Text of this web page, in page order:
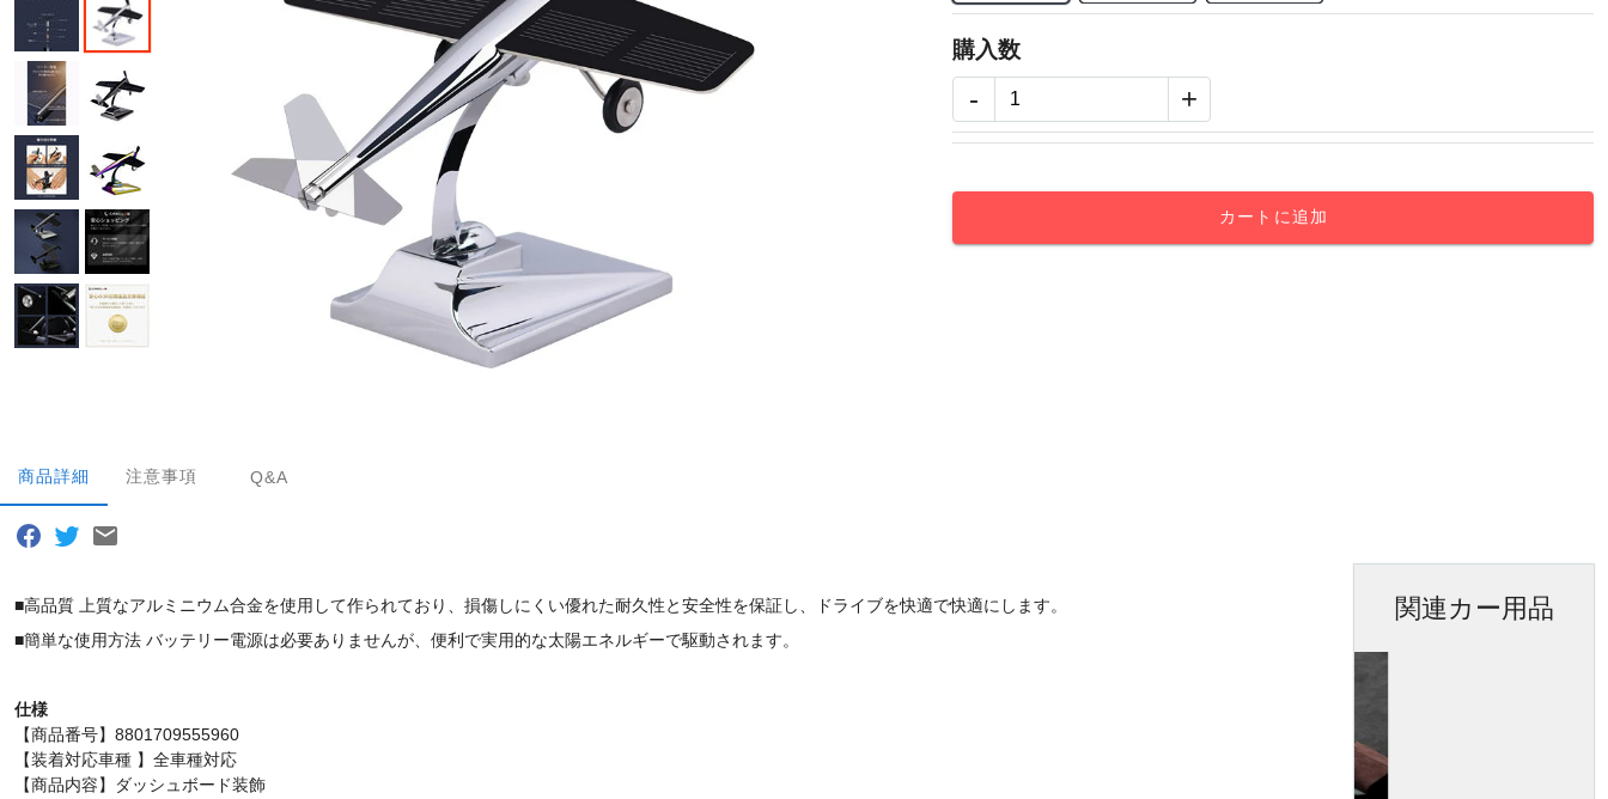
購入数
- +
カートに追加
商品詳細 注意事項 Q&A
■高品質 上質なアルミニウム合金を使用して作られており、損傷しにくい優れた耐久性と安全性を保証し、ドライブを快適で快適にします。
■簡単な使用方法 バッテリー電源は必要ありませんが、便利で実用的な太陽エネルギーで駆動されます。
仕様
【商品番号】8801709555960
【装着対応車種 】全車種対応
【商品内容】ダッシュボード装飾
関連カー用品